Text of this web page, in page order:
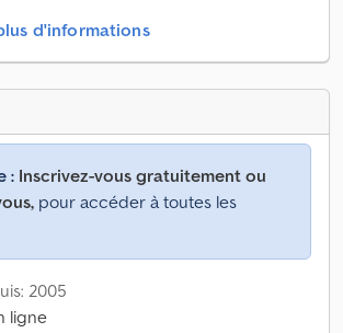
d'informations
: Inscrivez-vous gratuitement ou
pour accéder à toutes les
2005
ligne